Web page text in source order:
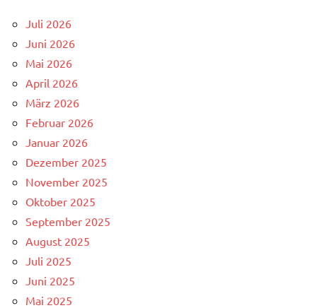
Juli 2026
Juni 2026
Mai 2026
April 2026
März 2026
Februar 2026
Januar 2026
Dezember 2025
November 2025
Oktober 2025
September 2025
August 2025
Juli 2025
Juni 2025
Mai 2025